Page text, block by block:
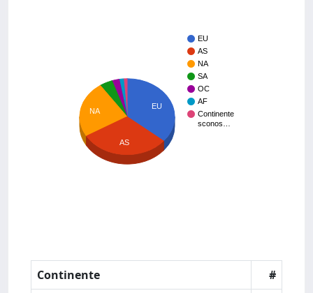
EU
AS
NA
SA
OC
AF
Continente
sconos…
EU
NA
AS
Continente
#